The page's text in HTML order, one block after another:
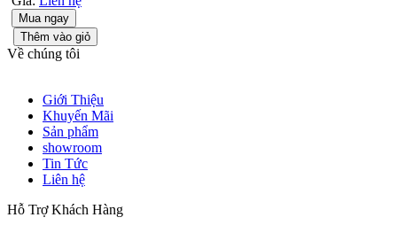
Mua ngay
Thêm vào giỏ
Về chúng tôi
Giới Thiệu
Khuyến Mãi
Sản phẩm
showroom
Tin Tức
Liên hệ
Hỗ Trợ Khách Hàng